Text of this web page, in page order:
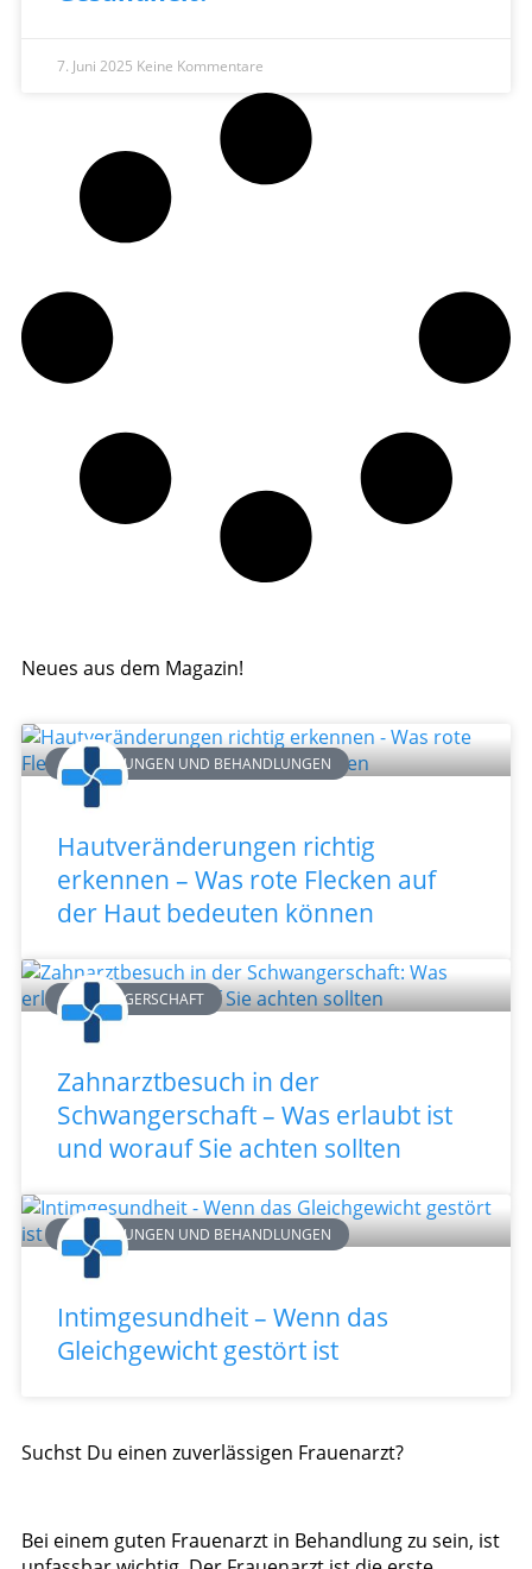
7. Juni 2025 Keine Kommentare
Neues aus dem Magazin!
ERKRANKUNGEN UND BEHANDLUNGEN
Hautveränderungen richtig
erkennen – Was rote Flecken auf
der Haut bedeuten können
SCHWANGERSCHAFT
Zahnarztbesuch in der
Schwangerschaft – Was erlaubt ist
und worauf Sie achten sollten
ERKRANKUNGEN UND BEHANDLUNGEN
Intimgesundheit – Wenn das
Gleichgewicht gestört ist
Suchst Du einen zuverlässigen Frauenarzt?
Bei einem guten Frauenarzt in Behandlung zu sein, ist